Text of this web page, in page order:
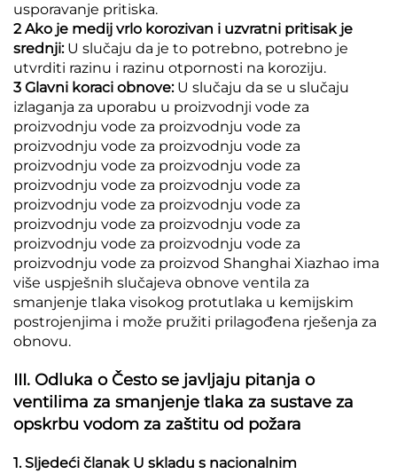
usporavanje pritiska.
2 Ako je medij vrlo korozivan i uzvratni pritisak je
srednji: U slučaju da je to potrebno, potrebno je
utvrditi razinu i razinu otpornosti na koroziju.
3 Glavni koraci obnove: U slučaju da se u slučaju
izlaganja za uporabu u proizvodnji vode za
proizvodnju vode za proizvodnju vode za
proizvodnju vode za proizvodnju vode za
proizvodnju vode za proizvodnju vode za
proizvodnju vode za proizvodnju vode za
proizvodnju vode za proizvodnju vode za
proizvodnju vode za proizvodnju vode za
proizvodnju vode za proizvodnju vode za
proizvodnju vode za proizvod Shanghai Xiazhao ima
više uspješnih slučajeva obnove ventila za
smanjenje tlaka visokog protutlaka u kemijskim
postrojenjima i može pružiti prilagođena rješenja za
obnovu.
III. Odluka o Često se javljaju pitanja o
ventilima za smanjenje tlaka za sustave za
opskrbu vodom za zaštitu od požara
1. Sljedeći članak U skladu s nacionalnim